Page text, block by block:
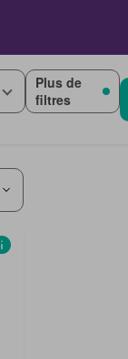
Plus de
filtres